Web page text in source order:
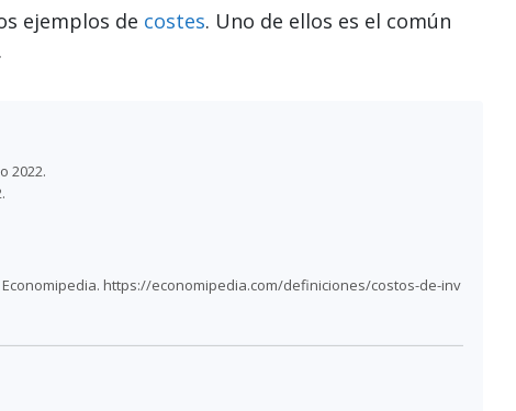
ejemplos de costes. Uno de ellos es el común
2022.
Economipedia. https://economipedia.com/definiciones/costos-de-inv